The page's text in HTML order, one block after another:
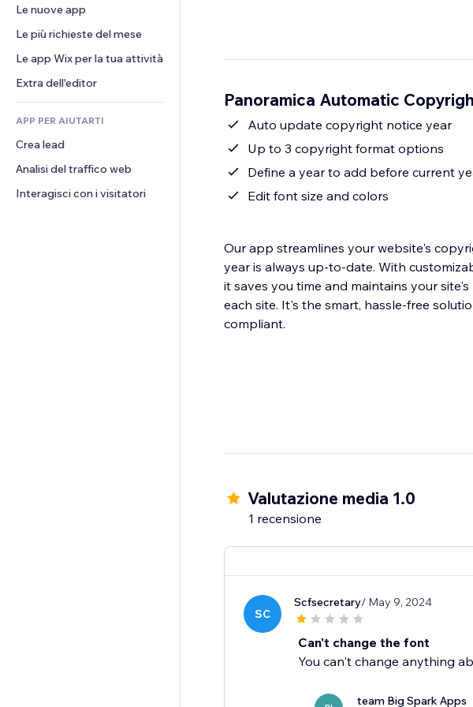
PDF
Condivisione file
Effetti immagine
Tasti e menu
Banner e badge
Calcolatrici
Cerca
Meteo
Grafici e tabelle
Chat
Commenti
Telefono
Community
Recensioni e testimonial
CRM
Le nuove app
Le più richieste del mese
Le app Wix per la tua attività
Extra dell'editor
APP PER AIUTARTI
Crea lead
Analisi del traffico web
Interagisci con i visitatori
Panoramica Automatic
Auto update copyright notice year
Up to 3 copyright format options
Define a year to add before current
Edit font size and colors
Our app streamlines your website's
year is always up-to-date. With
it saves you time and maintains your
each site. It's the smart, hassle-free
compliant.
Valutazione media 1.0
1 recensione
SC
Scfsecretary/ May 9, 2024
Can't change the font
You can't change anything
team Big Spark Apps